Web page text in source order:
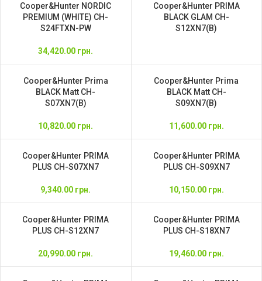
Cooper&Hunter NORDIC
PREMIUM (WHITE) CH-
S24FTXN-PW
34,420.00 грн.
Cooper&Hunter PRIMA
BLACK GLAM CH-
S12XN7(B)
Cooper&Hunter Prima
BLACK Matt CH-
S07XN7(B)
10,820.00 грн.
Cooper&Hunter Prima
BLACK Matt CH-
S09XN7(B)
11,600.00 грн.
Cooper&Hunter PRIMA
PLUS CH-S07XN7
9,340.00 грн.
Cooper&Hunter PRIMA
PLUS CH-S09XN7
10,150.00 грн.
Cooper&Hunter PRIMA
PLUS CH-S12XN7
20,990.00 грн.
Cooper&Hunter PRIMA
PLUS CH-S18XN7
19,460.00 грн.